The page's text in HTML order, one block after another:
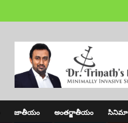
జాతీయం అంతర్జాతీయం సినిమా